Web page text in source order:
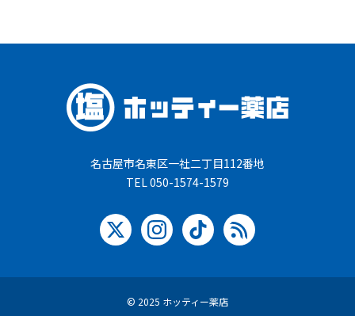
送
名古屋市名東区一社二丁目112番地
TEL 050-1574-1579
© 2025 ホッティー薬店